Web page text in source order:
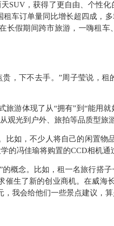
SUV，获得了更自由、个性
车订单量同比增长超四成，
长假期间跨市旅游，一嗨租
下不去手。”周子莹说，租
游体现了从“拥有”到“能用就
光到户外、旅拍等品质型旅
如，不少人将自己的闲置物
的冯佳瑜将购置的CCD相机通
概念。比如，租一名旅行搭子
生了新的创业商机。在威海
我会给他们一些景点建议，